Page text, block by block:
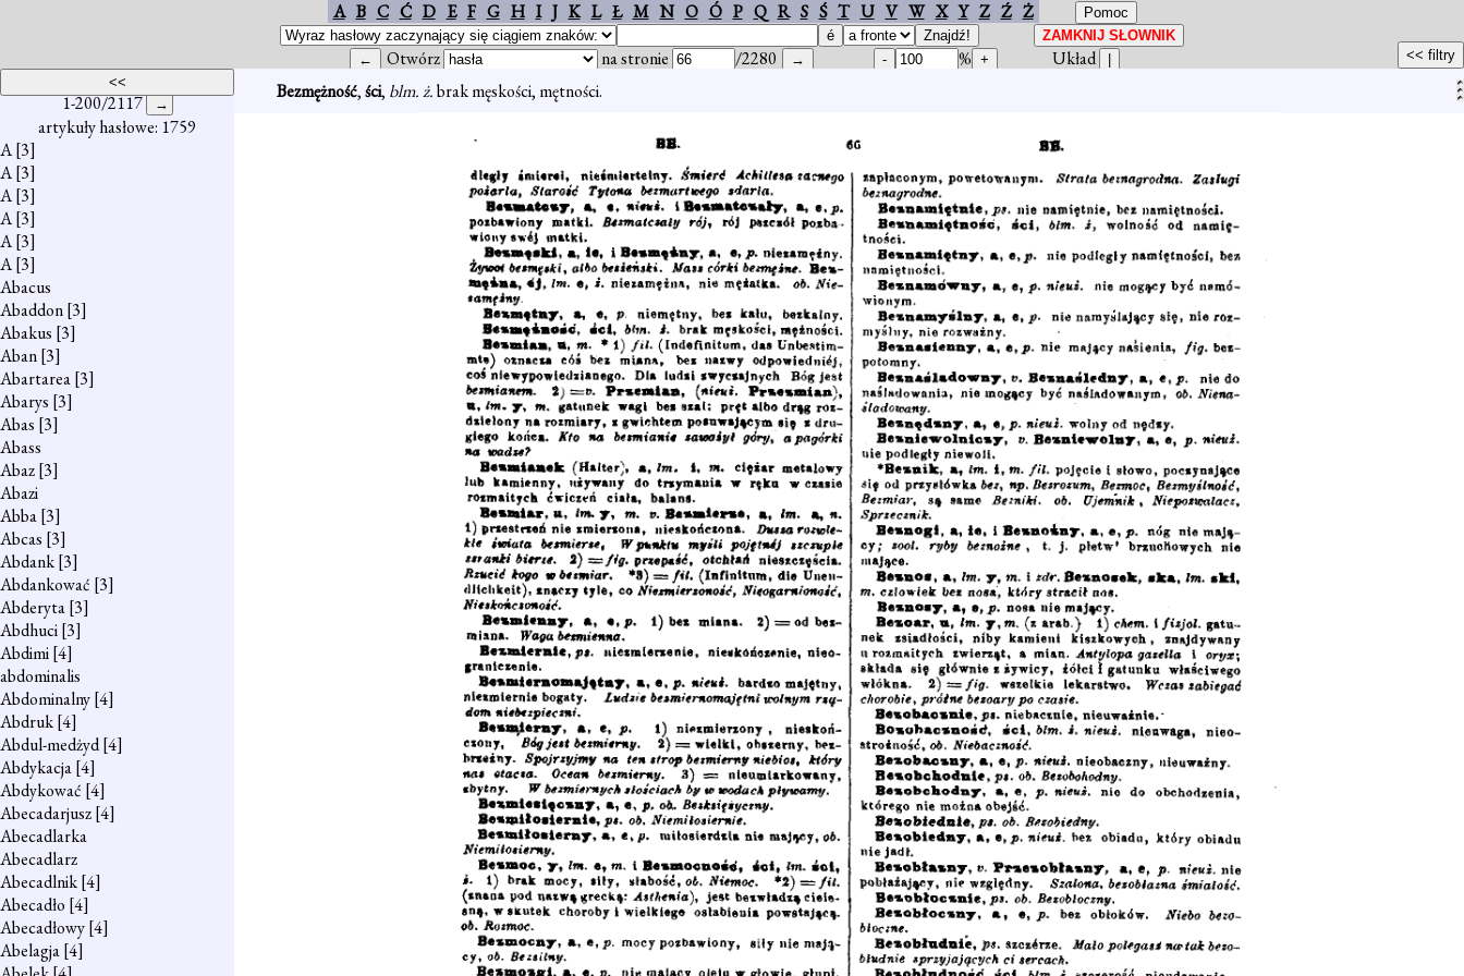
A B C Ć D E F G H I J K L Ł M N O Ó P Q R S Ś T U V W X Y Z Ź Ż
Otwórz na stronie /2280 %
Układ
1-200/2117
artykuły hasłowe: 1759
A[3]
A[3]
A[3]
A[3]
A[3]
A[3]
Abacus
Abaddon[3]
Abakus [3]
Aban[3]
Abartarea[3]
Abarys [3]
Abas [3]
Abass
Abaz[3]
Abazi
Abba[3]
Abcas [3]
Abdank[3]
Abdankować [3]
Abderyta[3]
Abdhuci[3]
Abdimi[4]
abdominalis
Abdominalny[4]
Abdruk[4]
Abdul-medżyd[4]
Abdykacja[4]
Abdykować [4]
Abecadarjusz[4]
Abecadlarka
Abecadlarz
Abecadlnik[4]
Abecadło [4]
Abecadłowy[4]
Abelagja[4]
Bezmężność,ści, blm. ż.brak męskości, mętności.